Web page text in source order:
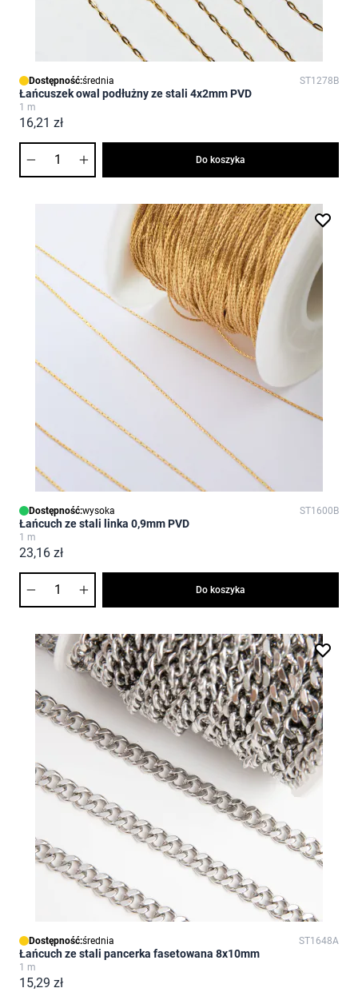
Dostępność:średnia ST1278B
Łańcuszek owal podłużny ze stali 4x2mm PVD
1 m
16,21 zł
Do koszyka
Dostępność:wysoka ST1600B
Łańcuch ze stali linka 0,9mm PVD
1 m
23,16 zł
Do koszyka
Dostępność:średnia ST1648A
Łańcuch ze stali pancerka fasetowana 8x10mm
1 m
15,29 zł